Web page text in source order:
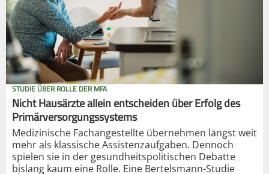
STUDIE ÜBER ROLLE DER MFA
Nicht Hausärzte allein entscheiden über Erfolg des
Primärversorgungssystems
Medizinische Fachangestellte übernehmen längst weit
mehr als klassische Assistenzaufgaben. Dennoch
spielen sie in der gesundheitspolitischen Debatte
bislang kaum eine Rolle. Eine Bertelsmann-Studie